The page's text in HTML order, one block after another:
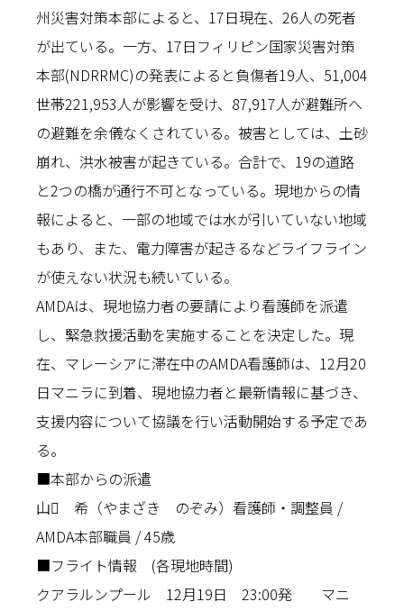
州災害対策本部によると、17日現在、26人の死者
が出ている。一方、17日フィリピン国家災害対策
本部(NDRRMC)の発表によると負傷者19人、51,004
世帯221,953人が影響を受け、87,917人が避難所へ
の避難を余儀なくされている。被害としては、土砂
崩れ、洪水被害が起きている。合計で、19の道路
と2つの橋が通行不可となっている。現地からの情
報によると、一部の地域では水が引いていない地域
もあり、また、電力障害が起きるなどライフライン
が使えない状況も続いている。
AMDAは、現地協力者の要請により看護師を派遣
し、緊急救援活動を実施することを決定した。現
在、マレーシアに滞在中のAMDA看護師は、12月20
日マニラに到着、現地協力者と最新情報に基づき、
支援内容について協議を行い活動開始する予定であ
る。
■本部からの派遣
山 希（やまざき のぞみ）看護師・調整員 /
AMDA本部職員 / 45歳
■フライト情報 (各現地時間)
クアラルンプール 12月19日 23:00発 マニ